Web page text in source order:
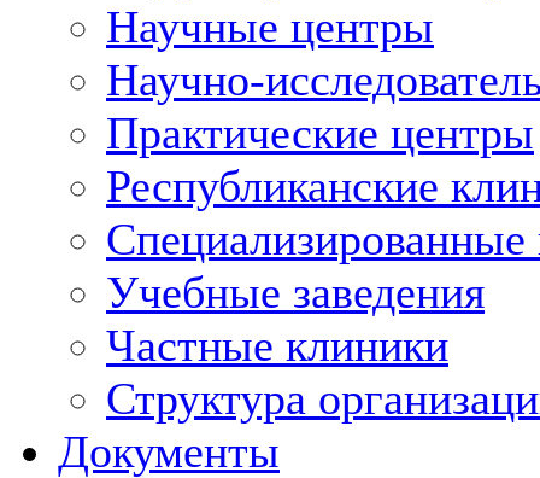
Научные центры
Научно-
Практические центры
Республиканские
Учебные заведения
Частные клиники
Структура
Документы